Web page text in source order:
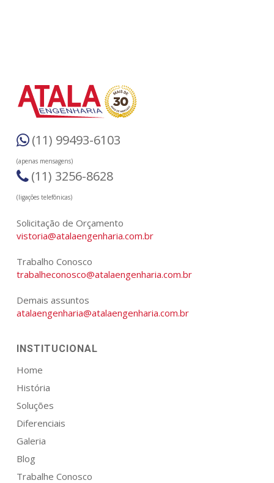
(11) 99493-6103
(apenas mensagens)
(11) 3256-8628
(ligações telefônicas)
Solicitação de Orçamento
vistoria@atalaengenharia.com.br
Trabalho Conosco
trabalheconosco@atalaengenharia.com.br
Demais assuntos
atalaengenharia@atalaengenharia.com.br
INSTITUCIONAL
Home
História
Soluções
Diferenciais
Galeria
Blog
Trabalhe Conosco